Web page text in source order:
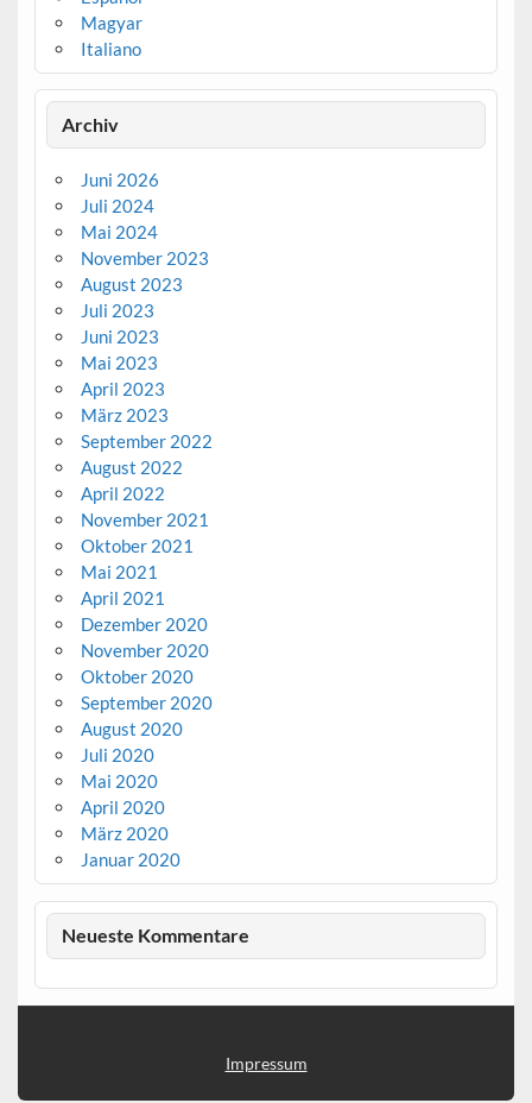
Magyar
Italiano
Archiv
Juni 2026
Juli 2024
Mai 2024
November 2023
August 2023
Juli 2023
Juni 2023
Mai 2023
April 2023
März 2023
September 2022
August 2022
April 2022
November 2021
Oktober 2021
Mai 2021
April 2021
Dezember 2020
November 2020
Oktober 2020
September 2020
August 2020
Juli 2020
Mai 2020
April 2020
März 2020
Januar 2020
Neueste Kommentare
Impressum